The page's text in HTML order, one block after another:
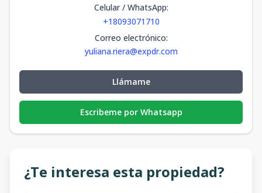
Celular / WhatsApp:
+18093071710
Correo electrónico:
yuliana.riera@expdr.com
Llámame
Escribeme por Whatsapp
¿Te interesa esta propiedad?